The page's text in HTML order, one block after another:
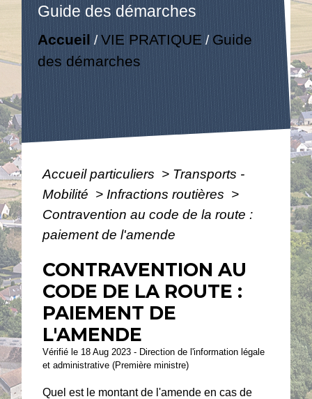
Guide des démarches
Accueil /VIE PRATIQUE / Guide
des démarches
Accueil particuliers > Transports -
Mobilité > Infractions routières >
Contravention au code de la route :
paiement de l'amende
CONTRAVENTION AU
CODE DE LA ROUTE :
PAIEMENT DE
L'AMENDE
Vérifié le 18 Aug 2023 - Direction de l'information légale
et administrative (Première ministre)
Quel est le montant de l'amende en cas de